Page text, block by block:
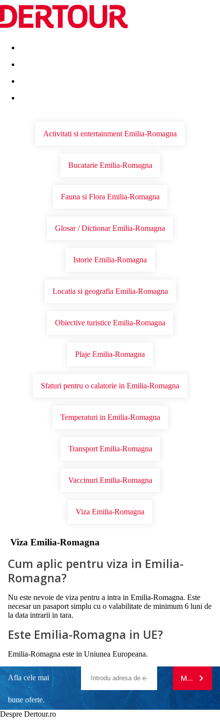
Destinatii Vacanta perfecta OFERTE DE NERATAT
Activitati si entertainment Emilia-Romagna
Bucatarie Emilia-Romagna
Fauna si Flora Emilia-Romagna
Glosar / Dictionar Emilia-Romagna
Istorie Emilia-Romagna
Locatia si geografia Emilia-Romagna
Obiective turistice Emilia-Romagna
Plaje Emilia-Romagna
Sfaturi pentru o calatorie in Emilia-Romagna
Temperaturi in Emilia-Romagna
Transport Emilia-Romagna
Vaccinuri Emilia-Romagna
Viza Emilia-Romagna
Viza Emilia-Romagna
Cum aplic pentru viza in Emilia-
Romagna?
Nu este nevoie de viza pentru a intra in Emilia-Romagna. Este
necesar un pasaport simplu cu o valabilitate de minimum 6 luni de
la data intrarii in tara.
Este Emilia-Romagna in UE?
Emilia-Romagna este in Uniunea Europeana.
Afla cele mai
bune oferte.
MA
Despre Dertour.ro